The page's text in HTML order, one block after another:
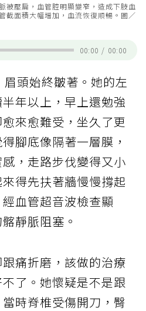
被壓扁，血管腔明顯變窄，造成下肢血
截面積大幅增加，血流恢復順暢。圖／
00:00 / 00:00
頭始終皺著。她的左
年以上，早上還勉強
來愈難受，坐久了更
腳底像隔著一層膜，
，走路步伐變得又小
得先扶著牆慢慢撐起
血管超音波檢查顯
靜脈阻塞。
痛折磨，該做的治療
了。她懷疑是不是跟
時脊椎受傷開刀，臀